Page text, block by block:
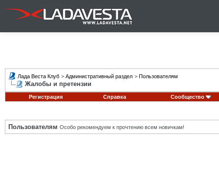
Лада Веста Клуб > Административный раздел > Пользователям
Жалобы и претензии
Регистрация Справка Сообщество
Пользователям Особо рекомендуем к прочтению всем новичкам!